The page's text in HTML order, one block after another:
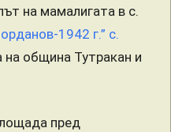
на мамалигата в с.
1942 г.” с.
на община Тутракан и
пред